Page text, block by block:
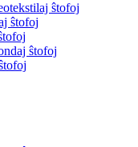
ŝtofoj
ŝtofoj
ŝtofoj